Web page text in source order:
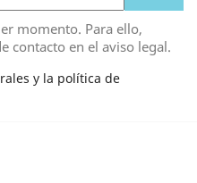
momento. Para ello,
contacto en el aviso legal.
y la política de